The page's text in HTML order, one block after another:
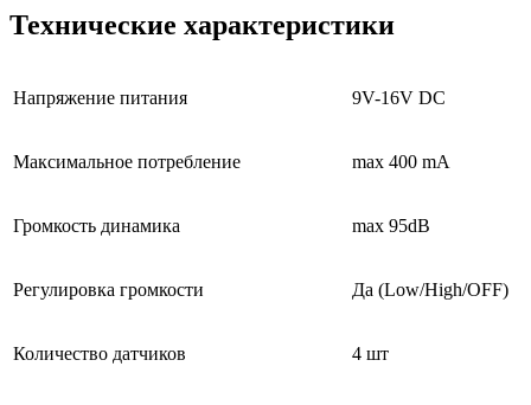
Технические характеристики
Напряжение питания 9V-16V DC
Максимальное потребление max 400 mA
Громкость динамика max 95dB
Регулировка громкости Да (Low/High/OFF)
Количество датчиков 4 шт